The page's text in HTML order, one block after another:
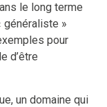
le long terme
généraliste »
pour
d’être
un domaine qui